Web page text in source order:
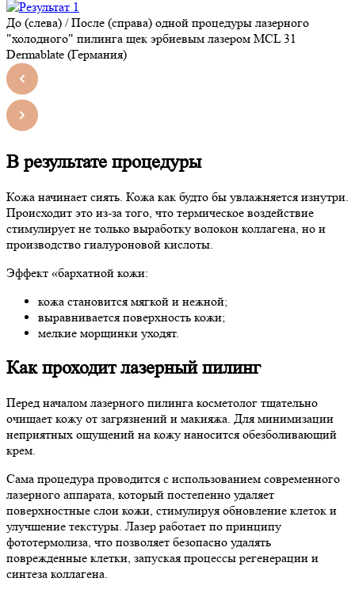
До (слева) / После (справа) одной процедуры лазерного
"холодного" пилинга щек эрбиевым лазером MCL 31
Dermablate (Германия)
В результате процедуры
Кожа начинает сиять. Кожа как будто бы увлажняется изнутри.
Происходит это из-за того, что термическое воздействие
стимулирует не только выработку волокон коллагена, но и
производство гиалуроновой кислоты.
Эффект «бархатной кожи:
кожа становится мягкой и нежной;
выравнивается поверхность кожи;
мелкие морщинки уходят.
Как проходит лазерный пилинг
Перед началом лазерного пилинга косметолог тщательно
очищает кожу от загрязнений и макияжа. Для минимизации
неприятных ощущений на кожу наносится обезболивающий
крем.
Сама процедура проводится с использованием современного
лазерного аппарата, который постепенно удаляет
поверхностные слои кожи, стимулируя обновление клеток и
улучшение текстуры. Лазер работает по принципу
фототермолиза, что позволяет безопасно удалять
поврежденные клетки, запуская процессы регенерации и
синтеза коллагена.